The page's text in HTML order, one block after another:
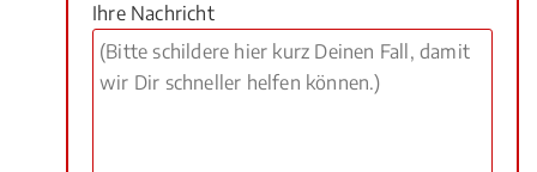
Ihre Nachricht